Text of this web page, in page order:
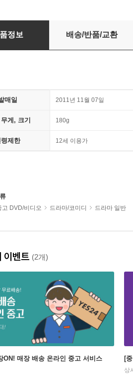
정보 배송/반품/교환
매일 2011년 11월 07일
게, 크기 180g
령제한 12세 이용가
고 DVD/비디오 드라마/코미디 드라마 일반
이벤트 (2개)
ON! 매장 배송 온라인 중고 서비스 [
상